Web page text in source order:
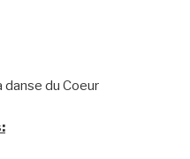
du Coeur